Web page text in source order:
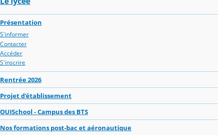
Présentation
S'informer
Contacter
Accéder
S'inscrire
Rentrée 2026
Projet d'établissement
OUISchool - Campus des BTS
Nos formations post-bac et aéronautique